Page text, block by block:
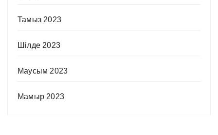
Тамыз 2023
Шілде 2023
Маусым 2023
Мамыр 2023